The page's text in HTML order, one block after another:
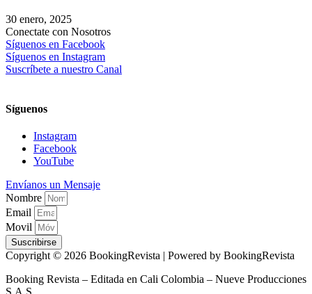
30 enero, 2025
Conectate con Nosotros
Síguenos en Facebook
Síguenos en Instagram
Suscríbete a nuestro Canal
Síguenos
Instagram
Facebook
YouTube
Envíanos un Mensaje
Nombre
Email
Movil
Suscribirse
Copyright © 2026 BookingRevista | Powered by BookingRevista
Booking Revista – Editada en Cali Colombia – Nueve Producciones